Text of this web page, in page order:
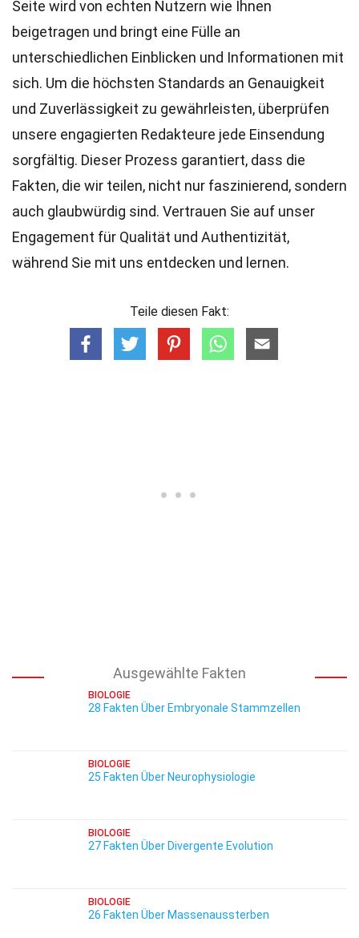
Seite wird von echten Nutzern wie Ihnen
beigetragen und bringt eine Fülle an
unterschiedlichen Einblicken und Informationen mit
sich. Um die höchsten Standards an Genauigkeit
und Zuverlässigkeit zu gewährleisten, überprüfen
unsere engagierten Redakteure jede Einsendung
sorgfältig. Dieser Prozess garantiert, dass die
Fakten, die wir teilen, nicht nur faszinierend, sondern
auch glaubwürdig sind. Vertrauen Sie auf unser
Engagement für Qualität und Authentizität,
während Sie mit uns entdecken und lernen.
Teile diesen Fakt:
Ausgewählte Fakten
BIOLOGIE
28 Fakten Über Embryonale Stammzellen
BIOLOGIE
25 Fakten Über Neurophysiologie
BIOLOGIE
27 Fakten Über Divergente Evolution
BIOLOGIE
26 Fakten Über Massenaussterben